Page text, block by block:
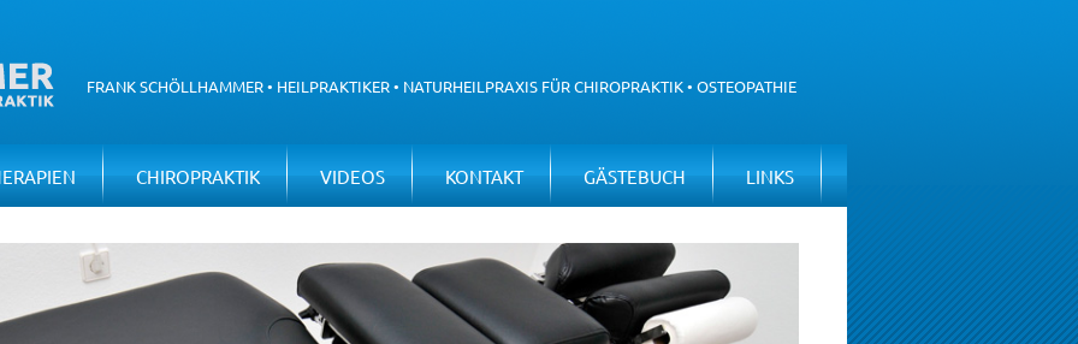
FRANK SCHÖLLHAMMER • HEILPRAKTIKER • NATURHEILPRAXIS FÜR CHIROPRAKTIK • OSTEOPATHIE
NAVIGATION
ÜBERSPRINGEN
CHIROPRAKTIK VIDEOS KONTAKT GÄSTEBUCH
LINKS